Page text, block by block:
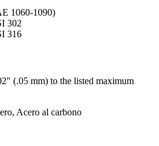
1060-1090)
302
316
(.05 mm) to the listed maximum
Acero al carbono